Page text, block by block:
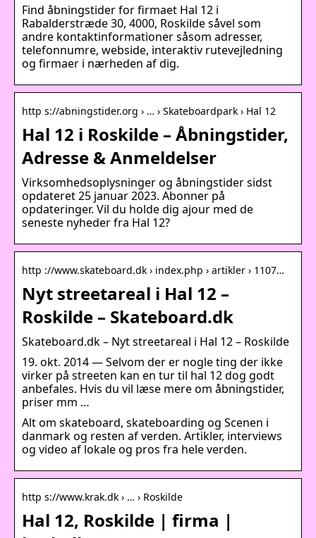
Find åbningstider for firmaet Hal 12 i
Rabalderstræde 30, 4000, Roskilde såvel som
andre kontaktinformationer såsom adresser,
telefonnumre, webside, interaktiv rutevejledning
og firmaer i nærheden af dig.
http s://abningstider.org › … › Skateboardpark › Hal 12
Hal 12 i Roskilde – Åbningstider,
Adresse & Anmeldelser
Virksomhedsoplysninger og åbningstider sidst
opdateret 25 januar 2023. Abonner på
opdateringer. Vil du holde dig ajour med de
seneste nyheder fra Hal 12?
http ://www.skateboard.dk › index.php › artikler › 1107…
Nyt streetareal i Hal 12 –
Roskilde – Skateboard.dk
Skateboard.dk – Nyt streetareal i Hal 12 – Roskilde
19. okt. 2014 — Selvom der er nogle ting der ikke
virker på streeten kan en tur til hal 12 dog godt
anbefales. Hvis du vil læse mere om åbningstider,
priser mm …
Alt om skateboard, skateboarding og Scenen i
danmark og resten af verden. Artikler, interviews
og video af lokale og pros fra hele verden.
http s://www.krak.dk › … › Roskilde
Hal 12, Roskilde | firma |